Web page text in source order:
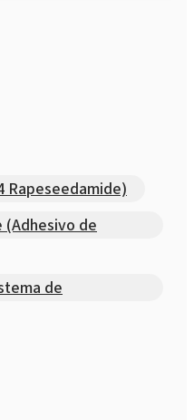
Rapeseedamide)
(Adhesivo de
de